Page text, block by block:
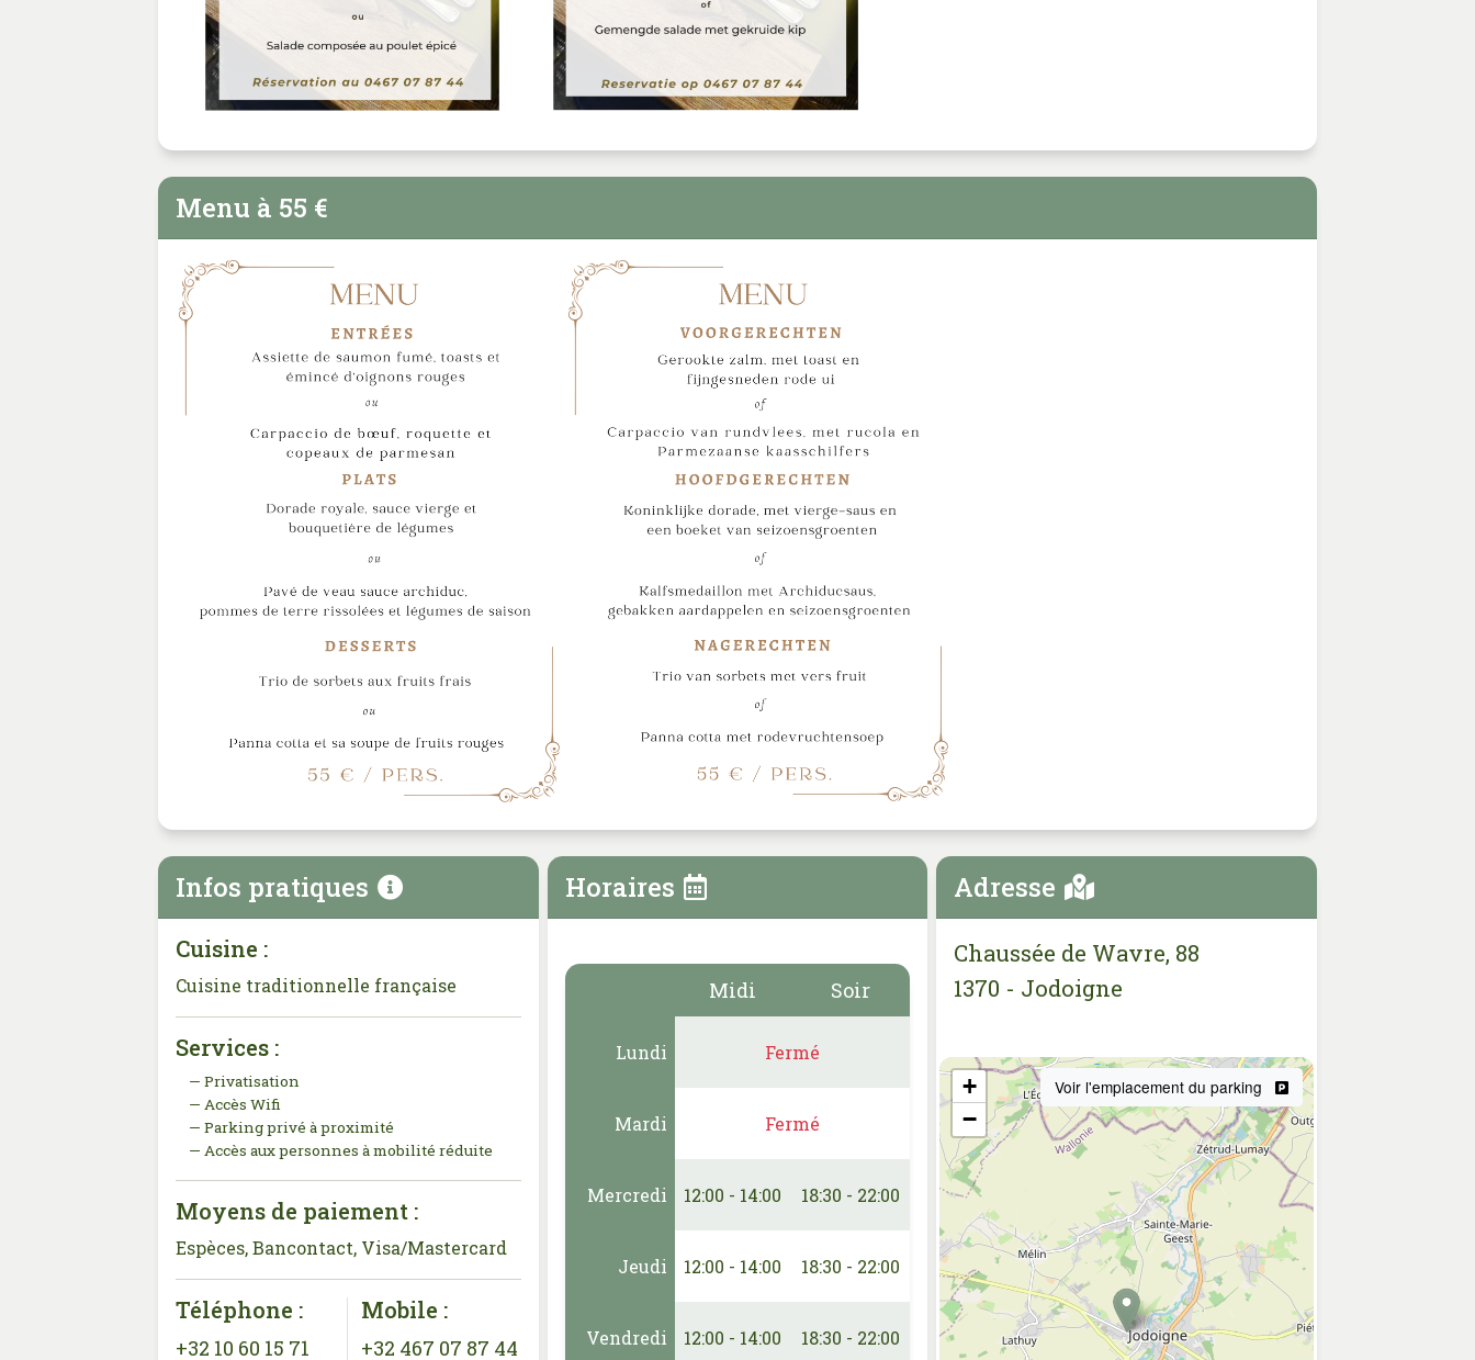
Menu à 55 €
Infos pratiques
Cuisine :
Cuisine traditionnelle française
Services :
Privatisation
Accès Wifi
Parking privé à proximité
Accès aux personnes à mobilité réduite
Moyens de paiement :
Espèces, Bancontact, Visa/Mastercard
Téléphone :
+32 10 60 15 71
Mobile :
+32 467 07 87 44
Horaires
Midi Soir
Lundi Fermé
Mardi Fermé
Mercredi 12:00 - 14:00 18:30 - 22:00
Jeudi 12:00 - 14:00 18:30 - 22:00
Vendredi 12:00 - 14:00 18:30 - 22:00
Adresse
Chaussée de Wavre, 88
1370 - Jodoigne
+
−
Voir l'emplacement du parking